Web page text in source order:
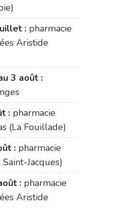
: pharmacie
Aristide
3 août :
: pharmacie
(La Fouillade)
: pharmacie
Jacques)
: pharmacie
Aristide